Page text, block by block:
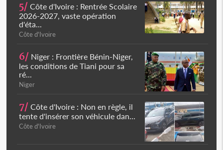
5/ Côte d'Ivoire : Rentrée Scolaire
2026-2027, vaste opération
d'éta...
Côte d'Ivoire
6/ Niger : Frontière Bénin-Niger,
les conditions de Tiani pour sa
ré...
Niger
7/ Côte d'Ivoire : Non en règle, il
tente d'insérer son véhicule dan...
Côte d'Ivoire